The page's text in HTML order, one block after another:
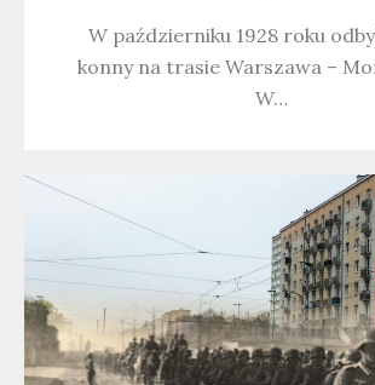
W październiku 1928 roku
konny na trasie Warszawa –
W…